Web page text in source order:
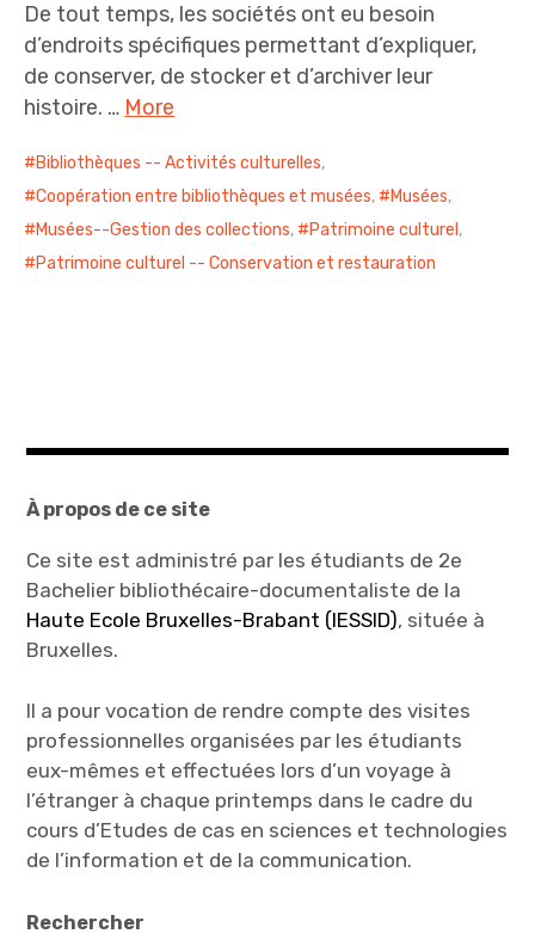
De tout temps, les sociétés ont eu besoin
d’endroits spécifiques permettant d’expliquer,
de conserver, de stocker et d’archiver leur
histoire. … More
Bibliothèques -- Activités culturelles,
Coopération entre bibliothèques et musées, Musées,
Musées--Gestion des collections, Patrimoine culturel ,
Patrimoine culturel -- Conservation et restauration
À propos de ce site
Ce site est administré par les étudiants de 2e
Bachelier bibliothécaire-documentaliste de la
Haute Ecole Bruxelles-Brabant (IESSID), située à
Bruxelles.
Il a pour vocation de rendre compte des visites
professionnelles organisées par les étudiants
eux-mêmes et effectuées lors d’un voyage à
l’étranger à chaque printemps dans le cadre du
cours d’Etudes de cas en sciences et technologies
de l’information et de la communication.
Rechercher